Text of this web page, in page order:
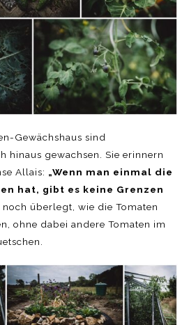
Gewächshaus sind
hinaus gewachsen. Sie erinnern
Allais: „Wenn man einmal die
hat, gibt es keine Grenzen
überlegt, wie die Tomaten
ohne dabei andere Tomaten im